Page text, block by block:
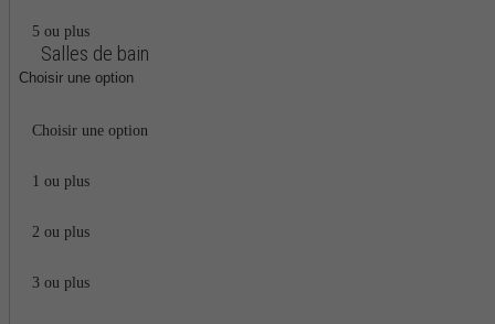
5 ou plus
Salles de bain
Choisir une option
Choisir une option
1 ou plus
2 ou plus
3 ou plus